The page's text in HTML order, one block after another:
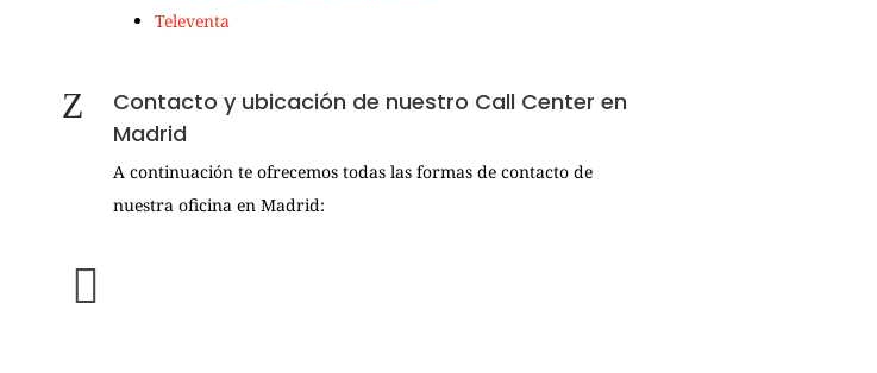
Televenta
Contacto y ubicación de nuestro Call Center en
Madrid
A continuación te ofrecemos todas las formas de contacto de
nuestra oficina en Madrid: